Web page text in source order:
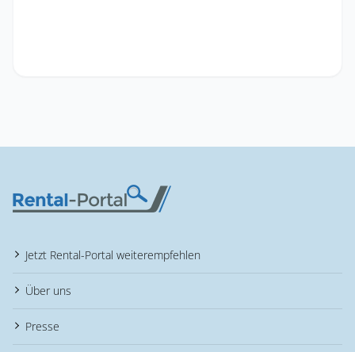
Jetzt Rental-Portal weiterempfehlen
Über uns
Presse